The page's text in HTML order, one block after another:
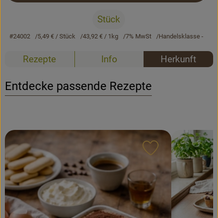
Stück
#24002 5,49 €/ Stück 43,92 €/ 1kg 7% MwSt Handelsklasse -
Rezepte Info Herkunft
Entdecke passende Rezepte
Rezept zu